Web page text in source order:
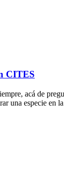
CITES
acá de
una especie en